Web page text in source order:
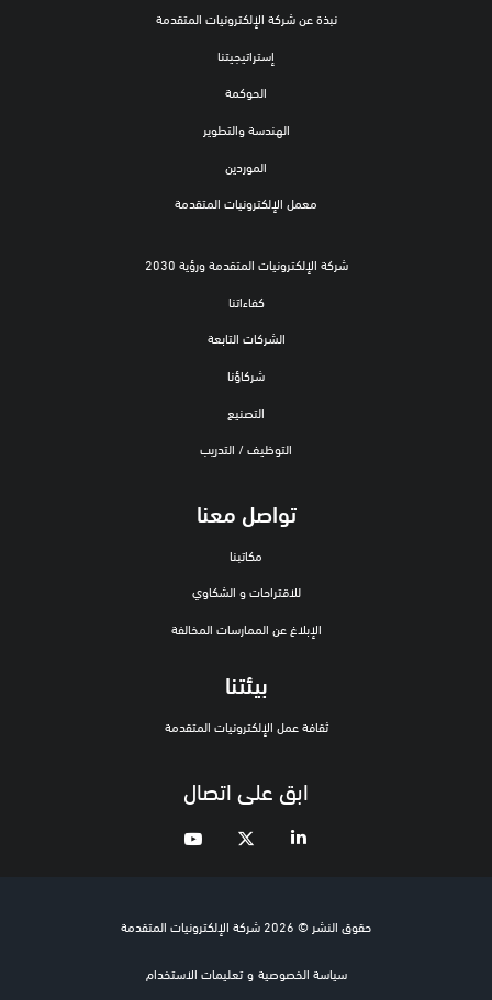
نبذة عن شركة الإلكترونيات المتقدمة
إستراتيجيتنا
الحوكمة
الهندسة والتطوير
الموردين
معمل الإلكترونيات المتقدمة
شركة الإلكترونيات المتقدمة ورؤية 2030
كفاءاتنا
الشركات التابعة
شركاؤنا
التصنيع
التوظيف / التدريب
تواصل معنا
مكاتبنا
للاقتراحات و الشكاوي
الإبلاغ عن الممارسات المخالفة
بيئتنا
ثقافة عمل الإلكترونيات المتقدمة
ابق على اتصال
حقوق النشر © 2026 شركة الإلكترونيات المتقدمة
سياسة الخصوصية و تعليمات الاستخدام